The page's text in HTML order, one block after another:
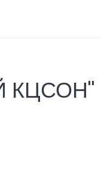
КЦСОН"